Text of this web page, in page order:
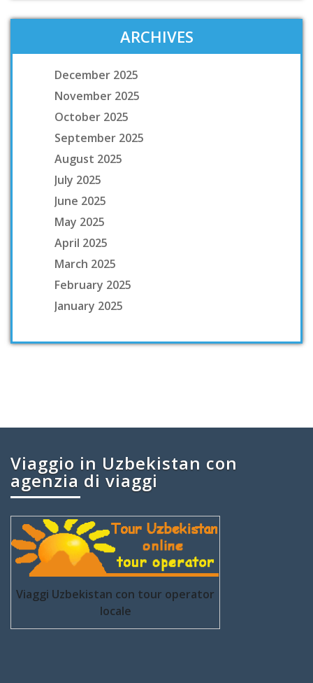
ARCHIVES
December 2025
November 2025
October 2025
September 2025
August 2025
July 2025
June 2025
May 2025
April 2025
March 2025
February 2025
January 2025
Viaggio in Uzbekistan con
agenzia di viaggi
Viaggi Uzbekistan con tour operator
locale